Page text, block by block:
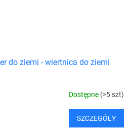
do ziemi - wiertnica do ziemi
Dostępne (>5 szt)
SZCZEGÓŁY